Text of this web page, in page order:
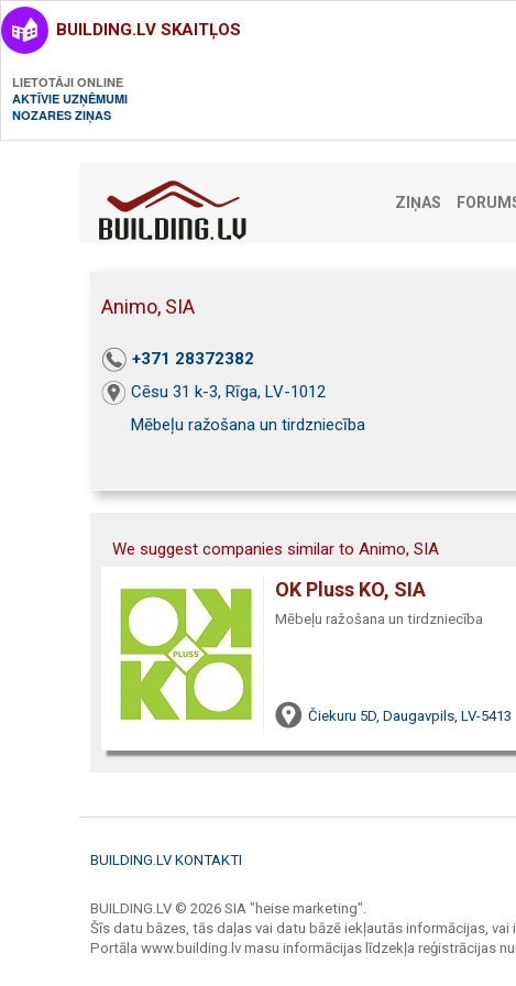
BUILDING.LV SKAITĻOS
LIETOTĀJI ONLINE
AKTĪVIE UZŅĒMUMI
NOZARES ZIŅAS
ZIŅAS
Animo, SIA
+371 28372382
Cēsu 31 k-3, Rīga, LV-1012
Mēbeļu ražošana un tirdzniecība
We suggest companies similar to Animo, SIA
OK Pluss KO, SIA
Mēbeļu ražošana un tirdzniecība
Čiekuru 5D, Daugavpils, LV-5413
BUILDING.LV KONTAKTI
BUILDING.LV © 2026 SIA "heise marketing".
Šīs datu bāzes, tās daļas vai datu bāzē iekļautās informācijas,
Portāla www.building.lv masu informācijas līdzekļa reģistrācijas